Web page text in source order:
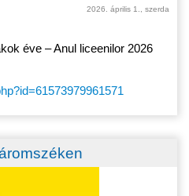
2026. április 1., szerda
éve – Anul liceenilor 2026